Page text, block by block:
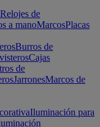
Relojes de
a manoMarcosPlacas
Burros de
Cajas
de
JarronesMarcos de
Iluminación para